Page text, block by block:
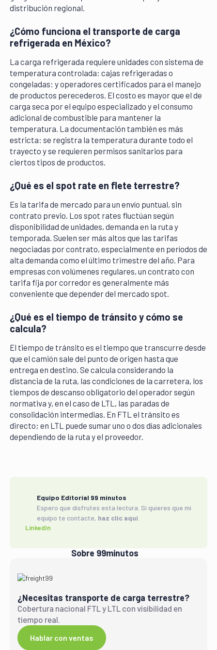
distribución regional.
¿Cómo funciona el transporte de carga
refrigerada en México?
La carga refrigerada requiere unidades con sistema de
temperatura controlada: cajas refrigeradas o
congeladas: y operadores certificados para el manejo
de productos perecederos. El costo es mayor que el de
carga seca por el equipo especializado y el consumo
adicional de combustible para mantener la
temperatura. La documentación también es más
estricta: se registra la temperatura durante todo el
trayecto y se requieren permisos sanitarios para
ciertos tipos de productos.
¿Qué es el spot rate en flete terrestre?
Es la tarifa de mercado para un envío puntual, sin
contrato previo. Los spot rates fluctúan según
disponibilidad de unidades, demanda en la ruta y
temporada. Suelen ser más altos que las tarifas
negociadas por contrato, especialmente en períodos de
alta demanda como el último trimestre del año. Para
empresas con volúmenes regulares, un contrato con
tarifa fija por corredor es generalmente más
conveniente que depender del mercado spot.
¿Qué es el tiempo de tránsito y cómo se
calcula?
El tiempo de tránsito es el tiempo que transcurre desde
que el camión sale del punto de origen hasta que
entrega en destino. Se calcula considerando la
distancia de la ruta, las condiciones de la carretera, los
tiempos de descanso obligatorio del operador según
normativa y, en el caso de LTL, las paradas de
consolidación intermedias. En FTL el tránsito es
directo; en LTL puede sumar uno o dos días adicionales
dependiendo de la ruta y el proveedor.
Equipo Editorial 99 minutos
Espero que disfrutes esta lectura. Si quieres que mi
equipo te contacte, haz clic aquí.
LinkedIn
Sobre 99minutos
¿Necesitas transporte de carga terrestre?
Cobertura nacional FTL y LTL con visibilidad en
tiempo real.
Hablar con ventas